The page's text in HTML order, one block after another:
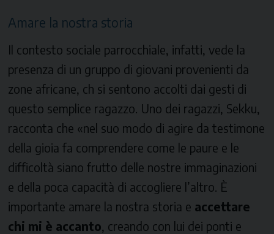
Amare la nostra storia
Il contesto sociale parrocchiale, infatti, vede la
presenza di un gruppo di giovani provenienti da
zone africane, ch si sentono accolti dai gesti di
questo semplice ragazzo. Uno dei ragazzi, Sekku,
racconta che «nel suo modo di agire da testimone
della gioia fa comprendere come le paure e le
difficoltà siano frutto delle nostre immaginazioni
e della poca capacità di accogliere l’altro. È
importante amare la nostra storia e accettare
chi mi è accanto , creando con lui dei ponti e